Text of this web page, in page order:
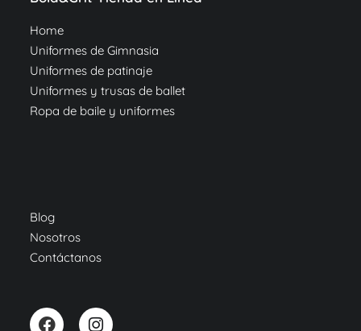
Home
Uniformes de Gimnasia
Uniformes de patinaje
Uniformes y trusas de ballet
Ropa de baile y uniformes
Blog
Nosotros
Contáctanos